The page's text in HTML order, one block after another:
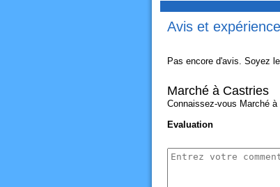
Avis et
Pas encore d'avis. Soyez
Marché à Castries
Connaissez-vous Marché
Evaluation